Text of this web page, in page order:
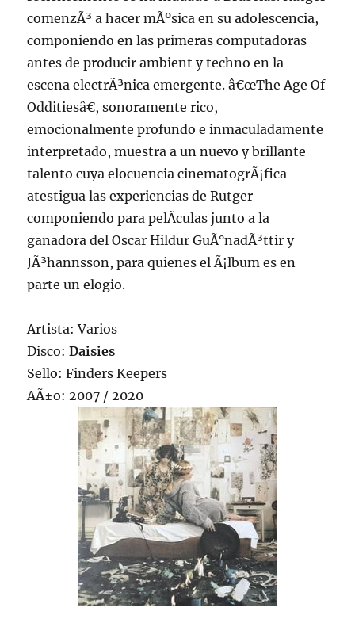
comenzÃ³ a hacer mÃºsica en su adolescencia,
componiendo en las primeras computadoras
antes de producir ambient y techno en la
escena electrÃ³nica emergente. â€œThe Age Of
Odditiesâ€, sonoramente rico,
emocionalmente profundo e inmaculadamente
interpretado, muestra a un nuevo y brillante
talento cuya elocuencia cinematogrÃ¡fica
atestigua las experiencias de Rutger
componiendo para pelÃ­culas junto a la
ganadora del Oscar Hildur GuÃ°nadÃ³ttir y
JÃ³hannsson, para quienes el Ã¡lbum es en
parte un elogio.
Artista: Varios
Disco:Daisies
Sello: Finders Keepers
AÃ±o: 2007 / 2020